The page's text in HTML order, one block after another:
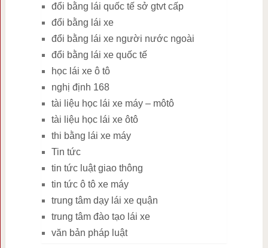
đổi bằng lái quốc tế sở gtvt cấp
đổi bằng lái xe
đổi bằng lái xe người nước ngoài
đổi bằng lái xe quốc tế
học lái xe ô tô
nghị định 168
tài liệu học lái xe máy – môtô
tài liệu học lái xe ôtô
thi bằng lái xe máy
Tin tức
tin tức luật giao thông
tin tức ô tô xe máy
trung tâm dạy lái xe quận
trung tâm đào tạo lái xe
văn bản pháp luật